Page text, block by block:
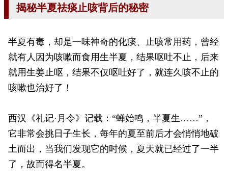
揭秘半夏祛痰止咳背后的秘密
半夏有毒，却是一味神奇的化痰、止咳常用药，曾经
就有人因为咳嗽而食用生半夏，结果呕吐不止，后来
就用生姜止呕，结果不仅呕吐好了，就连久咳不止的
咳嗽也治好了！
西汉《礼记·月令》记载：“蝉始鸣，半夏生……”，
它非常会挑日子生长，每年的夏至前后才会悄悄地破
土而出，当我们发现它的时候，夏天就已经过了一半
了，故而得名半夏。